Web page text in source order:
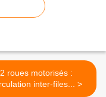
2 roues motorisés :
Circulation inter-files... >